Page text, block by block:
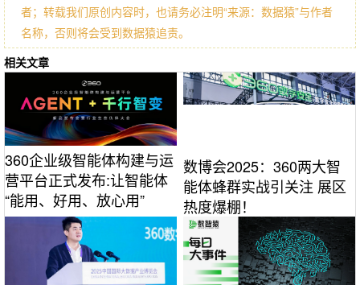
者；转载我们原创内容时，也请务必注明“来源：数据猿”与作者
名称，否则将会受到数据猿追责。
相关文章
360企业级智能体构建与运
营平台正式发布:让智能体
“能用、好用、放心用”
数博会2025：360两大智
能体蜂群实战引关注 展区
热度爆棚！